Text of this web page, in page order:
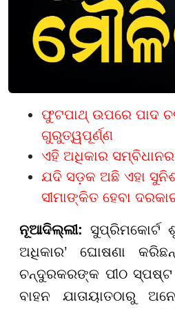
ଫୁଟପାଥ୍ ଉପରେ ପାଦ
ଗୁରୁତ୍ୱପୂର୍ଣ୍ଣ
ଏହି ଅଧିକାର
ଯଦି ସଡ଼କ ଅଛି ଏହା
ସୀମାଙ୍କିତ ହେବା
ନୂଆଦିଲ୍ଲୀ: ସୁପ୍ରିମକୋର୍ଟ
ଅଧିକାର’ ଘୋଷଣା
ଚନ୍ଦୁରକରଙ୍କ ପୀଠ ସ୍ପଷ୍ଟ
ବାହନ ଯାତାୟାତଠାରୁ